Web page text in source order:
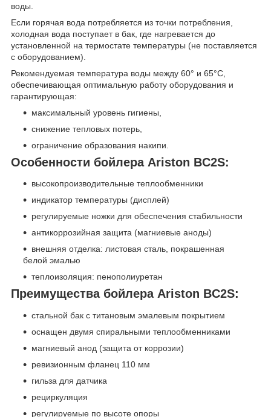
воды.
Если горячая вода потребляется из точки потребления,
холодная вода поступает в бак, где нагревается до
установленной на термостате температуры (не поставляется
с оборудованием).
Рекомендуемая температура воды между 60° и 65°C,
обеспечивающая оптимальную работу оборудования и
гарантирующая:
максимальный уровень гигиены,
снижение тепловых потерь,
ограничение образования накипи.
Особенности бойлера Ariston BC2S:
высокопроизводительные теплообменники
индикатор температуры (дисплей)
регулируемые ножки для обеспечения стабильности
антикоррозийная защита (магниевые аноды)
внешняя отделка: листовая сталь, покрашенная
белой эмалью
теплоизоляция: пенополиуретан
Преимущества бойлера Ariston BC2S:
стальной бак с титановым эмалевым покрытием
оснащен двумя спиральными теплообменниками
магниевый анод (защита от коррозии)
ревизионным фланец 110 мм
гильза для датчика
рециркуляция
регулируемые по высоте опоры